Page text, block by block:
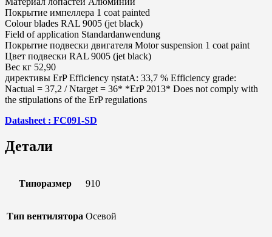
Покрытие импеллера 1 coat painted
Colour blades RAL 9005 (jet black)
Field of application Standardanwendung
Покрытие подвески двигателя Motor suspension 1 coat paint
Цвет подвески RAL 9005 (jet black)
Вес кг 52,90
директивы ErP Efficiency ηstatA: 33,7 % Efficiency grade:
Nactual = 37,2 / Ntarget = 36* *ErP 2013* Does not comply with
the stipulations of the ErP regulations
Datasheet : FC091-SD
Детали
Типоразмер 910
Тип вентилятора Осевой